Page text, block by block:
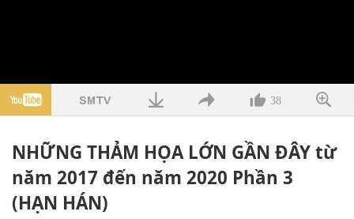
38
NHỮNG THẢM HỌA LỚN GẦN ĐÂY từ
năm 2017 đến năm 2020 Phần 3
(HẠN HÁN)